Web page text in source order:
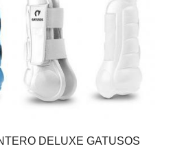
DELUXE GATUSOS